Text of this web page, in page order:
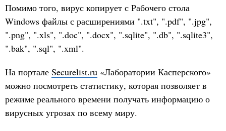
Помимо того, вирус копирует с Рабочего стола
Windows файлы с расширениями ".txt", ".pdf", ".jpg",
".png", ".xls", ".doc", ".docx", ".sqlite", ".db", ".sqlite3",
".bak", ".sql", ".xml".
На портале Securelist.ru «Лаборатории Касперского»
можно посмотреть статистику, которая позволяет в
режиме реального времени получать информацию о
вирусных угрозах по всему миру.